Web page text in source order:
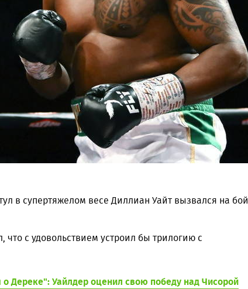
в супертяжелом весе Диллиан Уайт вызвался на бой
что с удовольствием устроил бы трилогию с
о Дереке": Уайлдер оценил свою победу над Чисорой